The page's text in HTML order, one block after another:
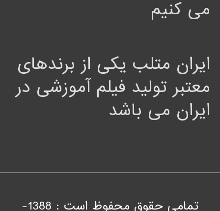
می کنیم
ایران متلب یکی از برندهای
معتبر تولید فیلم آموزشی در
ایران می باشد
تمامی حقوق محفوظ است : 1388-